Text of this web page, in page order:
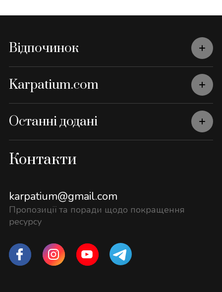
Відпочинок
Karpatium.com
Останні додані
Контакти
karpatium@gmail.com
Пропозиції та поради щодо покращення
ресурсу